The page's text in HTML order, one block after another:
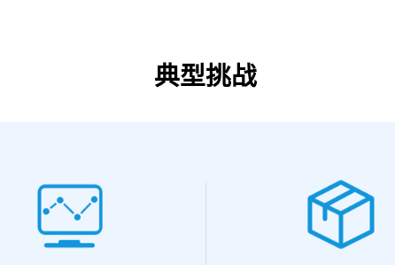
典型挑战